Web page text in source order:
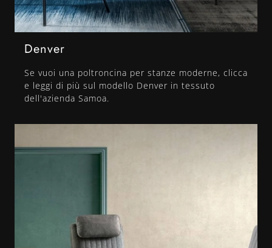
Denver
Se vuoi una poltroncina per stanze moderne, clicca
e leggi di più sul modello Denver in tessuto
dell'azienda Samoa.